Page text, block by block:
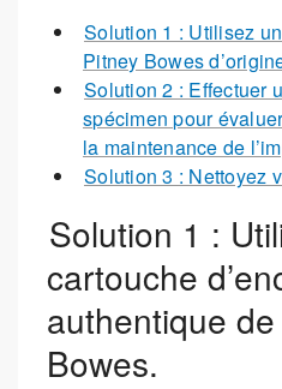
Solution 1 : Utilisez
Pitney Bowes
Solution 2 : Effectuer
spécimen pour
la maintenance de
Solution 3 : Nettoyez
Solution 1 :
cartouche
authentique
Bowes.